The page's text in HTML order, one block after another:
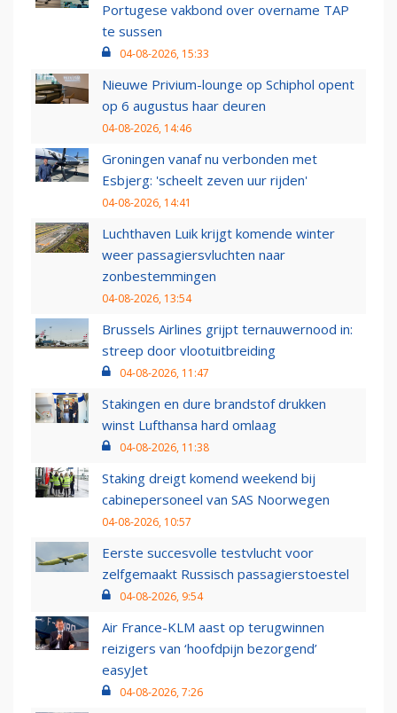
Portugese vakbond over overname TAP
te sussen
04-08-2026, 15:33
Nieuwe Privium-lounge op Schiphol opent
op 6 augustus haar deuren
04-08-2026, 14:46
Groningen vanaf nu verbonden met
Esbjerg: 'scheelt zeven uur rijden'
04-08-2026, 14:41
Luchthaven Luik krijgt komende winter
weer passagiersvluchten naar
zonbestemmingen
04-08-2026, 13:54
Brussels Airlines grijpt ternauwernood in:
streep door vlootuitbreiding
04-08-2026, 11:47
Stakingen en dure brandstof drukken
winst Lufthansa hard omlaag
04-08-2026, 11:38
Staking dreigt komend weekend bij
cabinepersoneel van SAS Noorwegen
04-08-2026, 10:57
Eerste succesvolle testvlucht voor
zelfgemaakt Russisch passagierstoestel
04-08-2026, 9:54
Air France-KLM aast op terugwinnen
reizigers van ‘hoofdpijn bezorgend’
easyJet
04-08-2026, 7:26